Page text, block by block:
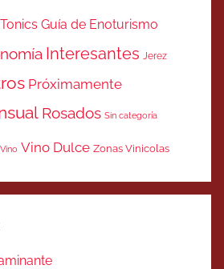
Guía de Enoturismo
Interesantes Jerez
Próximamente
Rosados Sin categoría
Vino Dulce Zonas Vinicolas